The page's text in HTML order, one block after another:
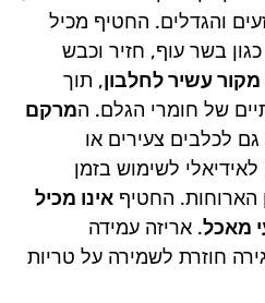
והגדלים. החטיף מכיל
כגון בשר עוף, חזיר וכבש
מקור עשיר לחלבון, תוך
של חומרי הגלם. המרקם
לכלבים צעירים או
לשימוש בזמן
הארוחות. החטיףאינו מכיל
מאכל. אריזה עמידה
חוזרת לשמירה על טריות